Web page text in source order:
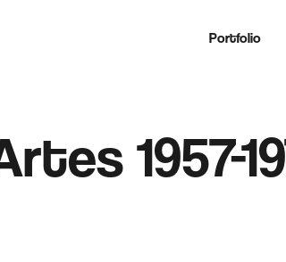
Portfolio
1957-